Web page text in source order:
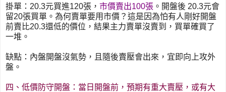
掛單：20.3元買進120張， 市價賣出100張 。開盤後 20.3元會
留20張買單。為何賣單要用市價？這是因為怕有人剛好開盤
前賣比20.3還低的價位，結果主力賣單沒賣到，買單確買了
一堆。
缺點：內盤開盤沒氣勢，且隨後賣壓會出來，宜即向上攻外
盤。
四、低價防守開盤：當日開盤前，預期有重大賣壓，或有大